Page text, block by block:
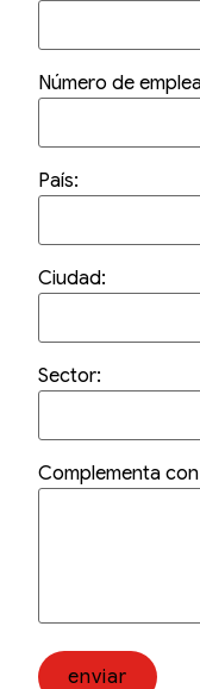
Número de
País:
Ciudad:
Sector:
Complementa